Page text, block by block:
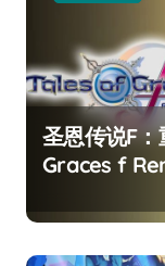
圣恩传说F
Graces f